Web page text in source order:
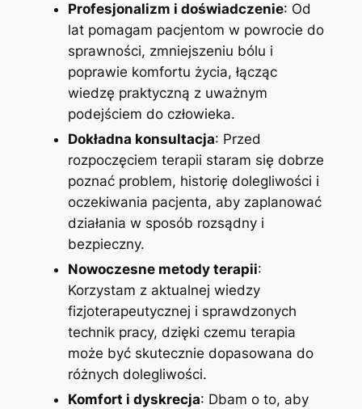
Profesjonalizm i doświadczenie: Od
lat pomagam pacjentom w powrocie do
sprawności, zmniejszeniu bólu i
poprawie komfortu życia, łącząc
wiedzę praktyczną z uważnym
podejściem do człowieka.
Dokładna konsultacja: Przed
rozpoczęciem terapii staram się dobrze
poznać problem, historię dolegliwości i
oczekiwania pacjenta, aby zaplanować
działania w sposób rozsądny i
bezpieczny.
Nowoczesne metody terapii:
Korzystam z aktualnej wiedzy
fizjoterapeutycznej i sprawdzonych
technik pracy, dzięki czemu terapia
może być skutecznie dopasowana do
różnych dolegliwości.
Komfort i dyskrecja: Dbam o to, aby